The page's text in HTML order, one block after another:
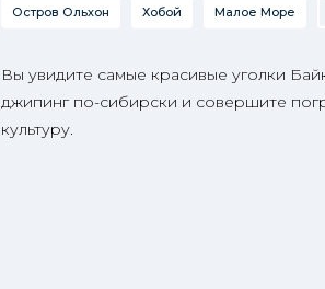
Остров Ольхон Хобой Малое Море
Вы увидите самые красивые уголки
джипинг по-сибирски и совершите
культуру.